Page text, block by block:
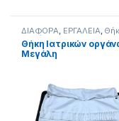
ΔΙΑΦΟΡΑ, ΕΡΓΑΛΕΙΑ,
Οργάνων
Θήκη Ιατρικών
Μεγάλη